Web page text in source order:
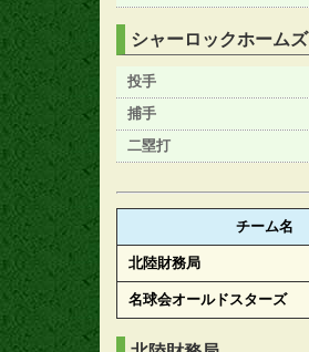
シャーロックホームズ
投手
捕手
二塁打
チーム名
北陸財務局
名球会オールドスターズ